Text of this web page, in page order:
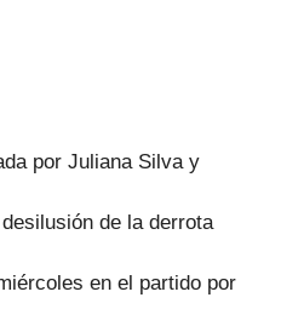
por Juliana Silva y
de la derrota
en el partido por